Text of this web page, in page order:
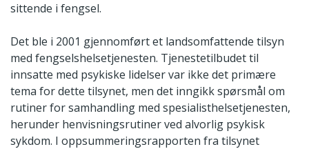
sittende i fengsel.
Det ble i 2001 gjennomført et landsomfattende tilsyn
med fengselshelsetjenesten. Tjenestetilbudet til
innsatte med psykiske lidelser var ikke det primære
tema for dette tilsynet, men det inngikk spørsmål om
rutiner for samhandling med spesialisthelsetjenesten,
herunder henvisningsrutiner ved alvorlig psykisk
sykdom. I oppsummeringsrapporten fra tilsynet